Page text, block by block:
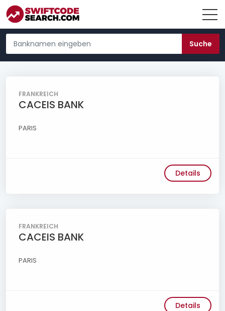
FRANKREICH
CACEIS BANK
PARIS
Details
FRANKREICH
CACEIS BANK
PARIS
Details